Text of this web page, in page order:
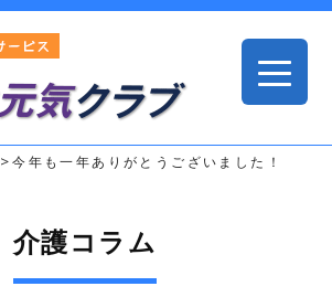
>今年も一年ありがとうございました！
介護コラム